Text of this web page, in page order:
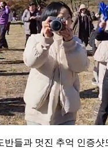
들과 멋진 추억 인증샷